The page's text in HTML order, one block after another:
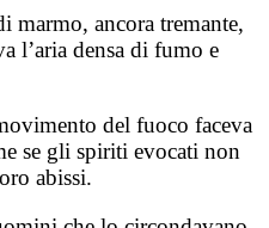
marmo, ancora tremante,
l’aria densa di fumo e
del fuoco faceva
se gli spiriti evocati non
abissi.